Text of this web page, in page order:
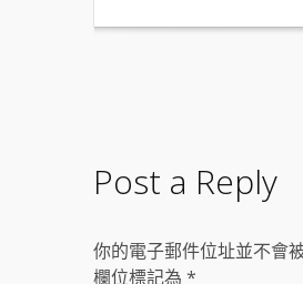
Post a Reply
你的電子郵件位址並不會
欄位標記為 *